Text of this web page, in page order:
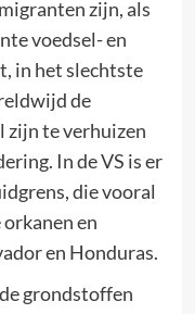
zijn, als
voedsel- en
in het slechtste
de
zijn te verhuizen
In de VS is er
die vooral
en
en Honduras.
grondstoffen